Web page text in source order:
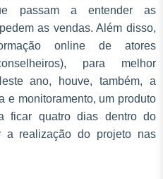
passam a entender as
as vendas. Além disso,
online de atores
para melhor
ano, houve, também, a
e monitoramento, um produto
ficar quatro dias dentro do
a realização do projeto nas